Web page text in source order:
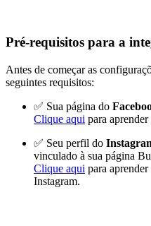
Pré-requisitos para a
Antes de começar as
seguintes requisitos:
✅ Sua página do
Clique aqui para
✅ Seu perfil do
vinculado à sua página
Clique aqui para
Instagram.